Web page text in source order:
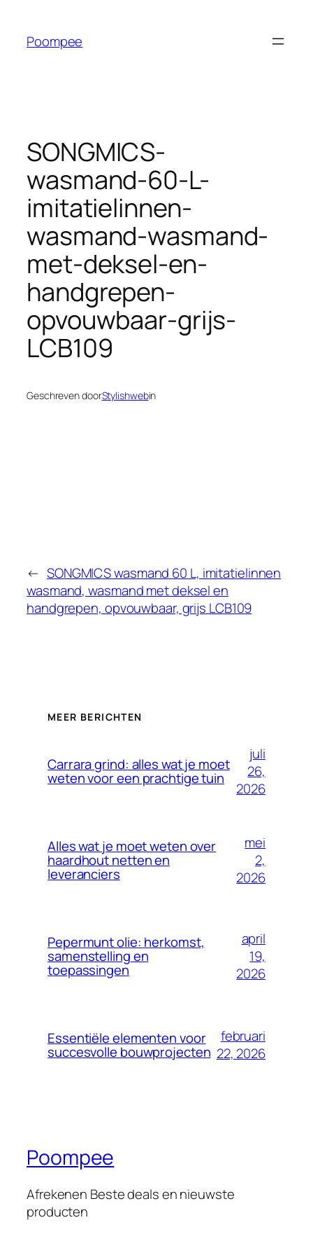
Poompee
SONGMICS-
wasmand-60-L-
imitatielinnen-
wasmand-wasmand-
met-deksel-en-
handgrepen-
opvouwbaar-grijs-
LCB109
Geschreven doorStylishwebin
← SONGMICS wasmand 60 L, imitatielinnen
wasmand, wasmand met deksel en
handgrepen, opvouwbaar, grijs LCB109
MEER BERICHTEN
Carrara grind: alles wat je moet
weten voor een prachtige tuin
juli
26,
2026
Alles wat je moet weten over
haardhout netten en
leveranciers
mei
2,
2026
Pepermunt olie: herkomst,
samenstelling en
toepassingen
april
19,
2026
Essentiële elementen voor
succesvolle bouwprojecten
februari
22, 2026
Poompee
Afrekenen Beste deals en nieuwste
producten